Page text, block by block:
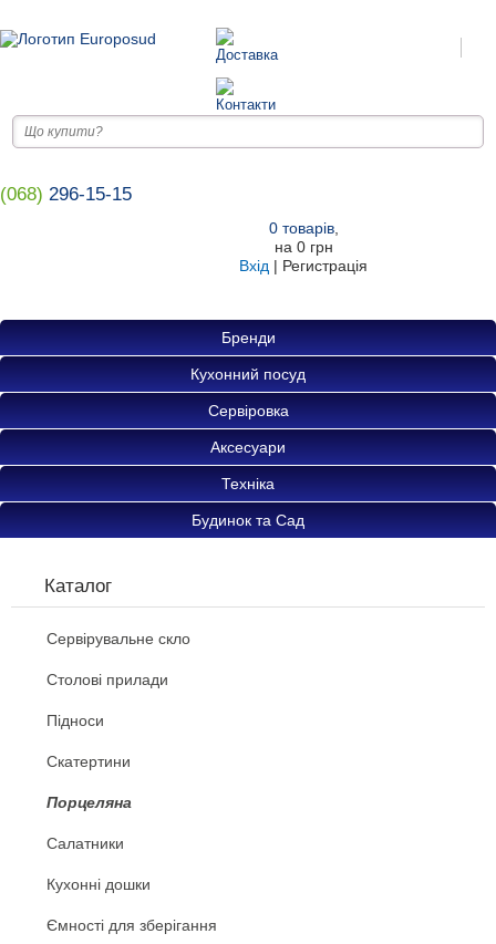
(068) 296-15-15
0товарів,
на 0 грн
Вхід | Регистрація
Бренди
Кухонний посуд
Сервіровка
Аксесуари
Техніка
Будинок та Сад
Каталог
Сервірувальне скло
Cтолові прилади
Підноси
Скатертини
Порцеляна
Салатники
Кухонні дошки
Ємності для зберігання